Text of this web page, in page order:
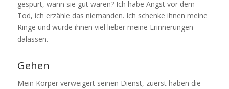
gespürt, wann sie gut waren? Ich habe Angst vor dem
Tod, ich erzähle das niemanden. Ich schenke ihnen meine
Ringe und würde ihnen viel lieber meine Erinnerungen
dalassen.
Gehen
Mein Körper verweigert seinen Dienst, zuerst haben die